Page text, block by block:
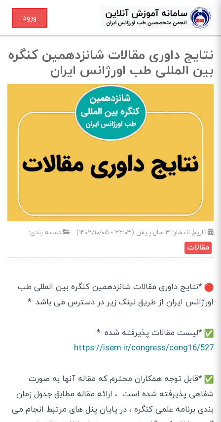
ورود
نتایج داوری مقالات شانزدهمین کنگره
بین المللی طب اورژانس ایران
تاریخ انتشار: ۳ سال پیش (۲۲:۰۳ - ۱۴۰۲/۱۰/۰۵) دسته بندی:
مقالات
*نتایج داوری مقالات شانزدهمین کنگره بین المللی طب
اورژانس ایران از طریق لینک زیر در دسترس می باشد :*
*لیست مقالات پذیرفته شده :*
https://isem.ir/congress/cong16/527
*قابل توجه همکاران محترم که مقاله آنها به صورت
شفاهی پذیرفته شده است ، ارائه مقاله مطابق جدول زمان
بندی برنامه علمی کنگره ، در پایان پنل های مرتبط انجام می